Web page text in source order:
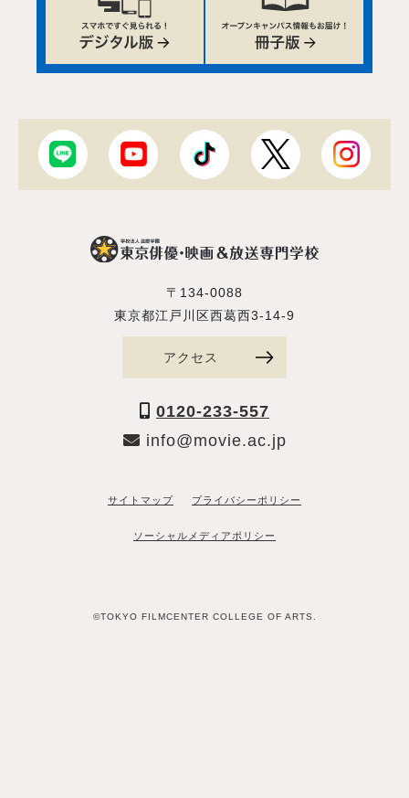
〒134-0088
東京都江戸川区西葛西3-14-9
アクセス
0120-233-557
info@movie.ac.jp
サイトマップ プライバシーポリシー
ソーシャルメディアポリシー
©TOKYO FILMCENTER COLLEGE OF ARTS.